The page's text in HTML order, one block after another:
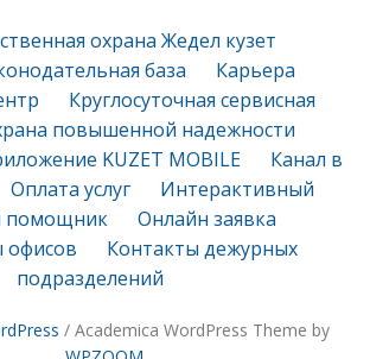
охрана Жедел кузет
база
Карьера
Круглосуточная сервисная
повышенной надежности
KUZET MOBILE
Канал в
Оплата услуг
Интерактивный
помощник
Онлайн заявка
офисов
Контакты дежурных
подразделений
/ Academica WordPress Theme by